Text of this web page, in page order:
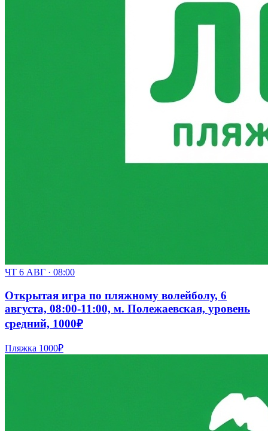
ЧТ 6 АВГ · 08:00
Открытая игра по пляжному волейболу, 6
августа, 08:00-11:00, м. Полежаевская, уровень
средний, 1000₽
Пляжка 1000₽